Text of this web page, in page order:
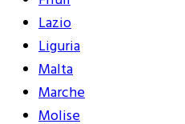
Lazio
Liguria
Malta
Marche
Molise